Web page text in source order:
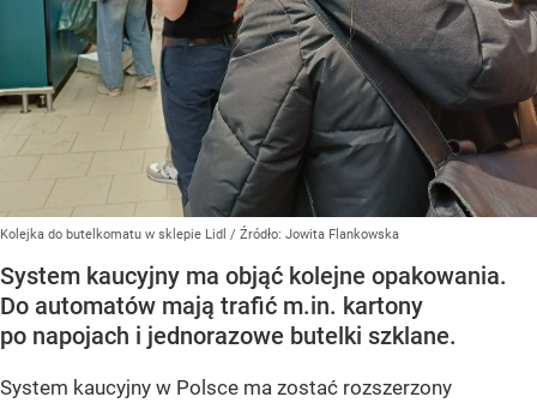
Kolejka do butelkomatu w sklepie Lidl / Źródło: Jowita Flankowska
System kaucyjny ma objąć kolejne opakowania.
Do automatów mają trafić m.in. kartony
po napojach i jednorazowe butelki szklane.
System kaucyjny w Polsce ma zostać rozszerzony